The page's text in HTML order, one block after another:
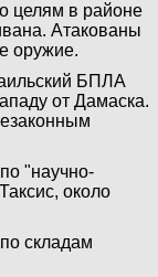
целям в районе
Атакованы
оружие.
БПЛА
от Дамаска.
"научно-
около
складам